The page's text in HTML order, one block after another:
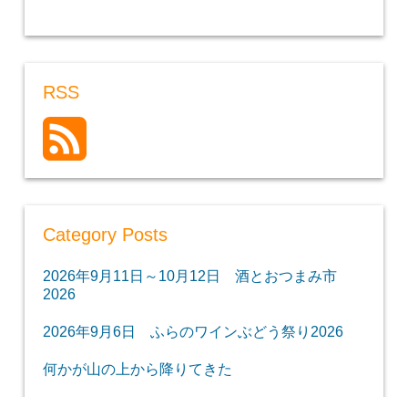
RSS
Category Posts
2026年9月11日～10月12日 酒とおつまみ市
2026
2026年9月6日 ふらのワインぶどう祭り2026
何かが山の上から降りてきた